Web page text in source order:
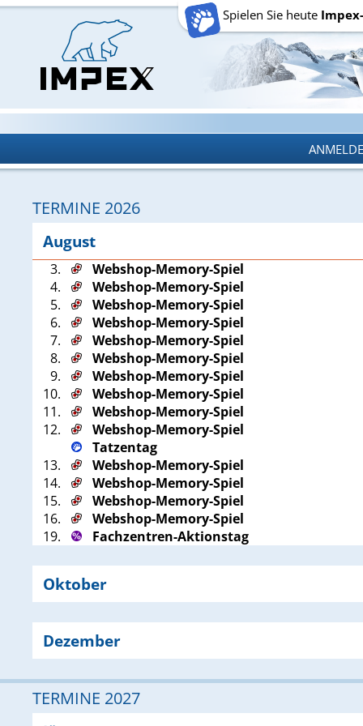
Spielen Sie heute
TERMINE 2026
August
3.
Webshop-Memory-Spiel
4.
Webshop-Memory-Spiel
5.
Webshop-Memory-Spiel
6.
Webshop-Memory-Spiel
7.
Webshop-Memory-Spiel
8.
Webshop-Memory-Spiel
9.
Webshop-Memory-Spiel
10.
Webshop-Memory-Spiel
11.
Webshop-Memory-Spiel
12.
Webshop-Memory-Spiel
Tatzentag
13.
Webshop-Memory-Spiel
14.
Webshop-Memory-Spiel
15.
Webshop-Memory-Spiel
16.
Webshop-Memory-Spiel
19.
Fachzentren-Aktionstag
Oktober
Dezember
TERMINE 2027